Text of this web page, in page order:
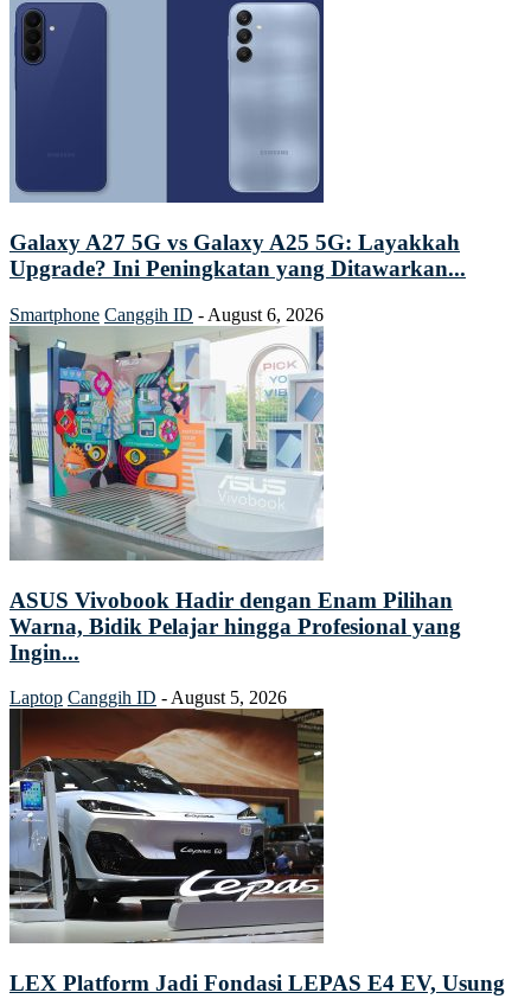
Galaxy A27 5G vs Galaxy A25 5G: Layakkah
Upgrade? Ini Peningkatan yang Ditawarkan...
Smartphone Canggih ID - August 6, 2026
ASUS Vivobook Hadir dengan Enam Pilihan
Warna, Bidik Pelajar hingga Profesional yang
Ingin...
Laptop Canggih ID - August 5, 2026
LEX Platform Jadi Fondasi LEPAS E4 EV, Usung